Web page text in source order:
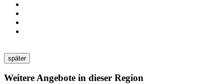
später
Weitere Angebote in dieser Region